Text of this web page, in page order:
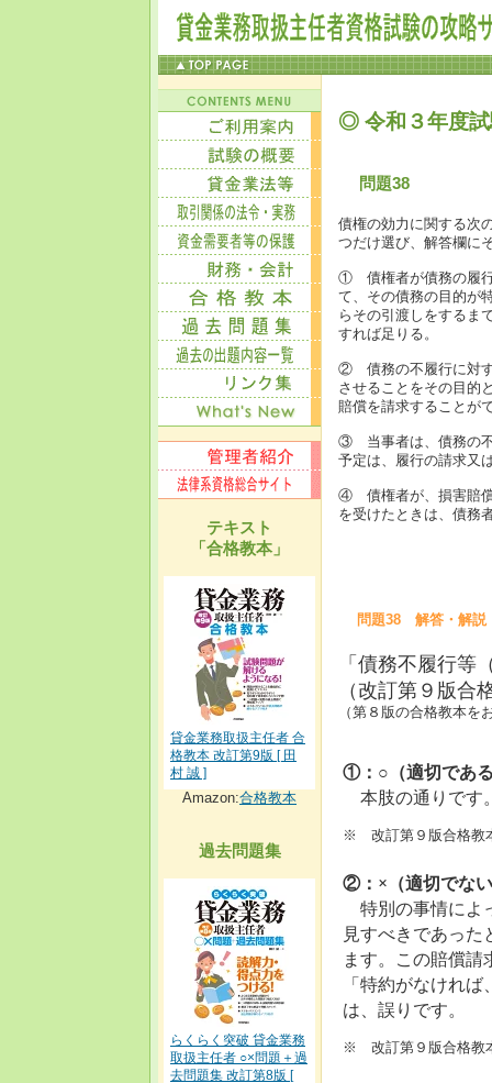
テキスト
「合格教本」
貸金業務取扱主任者 合
格教本 改訂第9版 [ 田
村 誠 ]
Amazon:合格教本
過去問題集
らくらく突破 貸金業務
取扱主任者 ○×問題＋過
去問題集 改訂第8版 [
◎ 令和３年度
問題38
債権の効力に関する次
つだけ選び、解答欄に
① 債権者が債務の履行
て、その債務の目的が
らその引渡しをするま
すれば足りる。
② 債務の不履行に対す
させることをその目的
賠償を請求することが
③ 当事者は、債務の不
予定は、履行の請求又
④ 債権者が、損害賠償
を受けたときは、債務
問題38 解答・解説
「債務不履行等
（改訂第９版合
（第８版の合格教本を
①：○（適切であ
本肢の通りです
※ 改訂第９版合格教
②：×（適切でな
特別の事情によ
見すべきであっ
ます。この賠償
「特約がなけれ
は、誤りです。
※ 改訂第９版合格教